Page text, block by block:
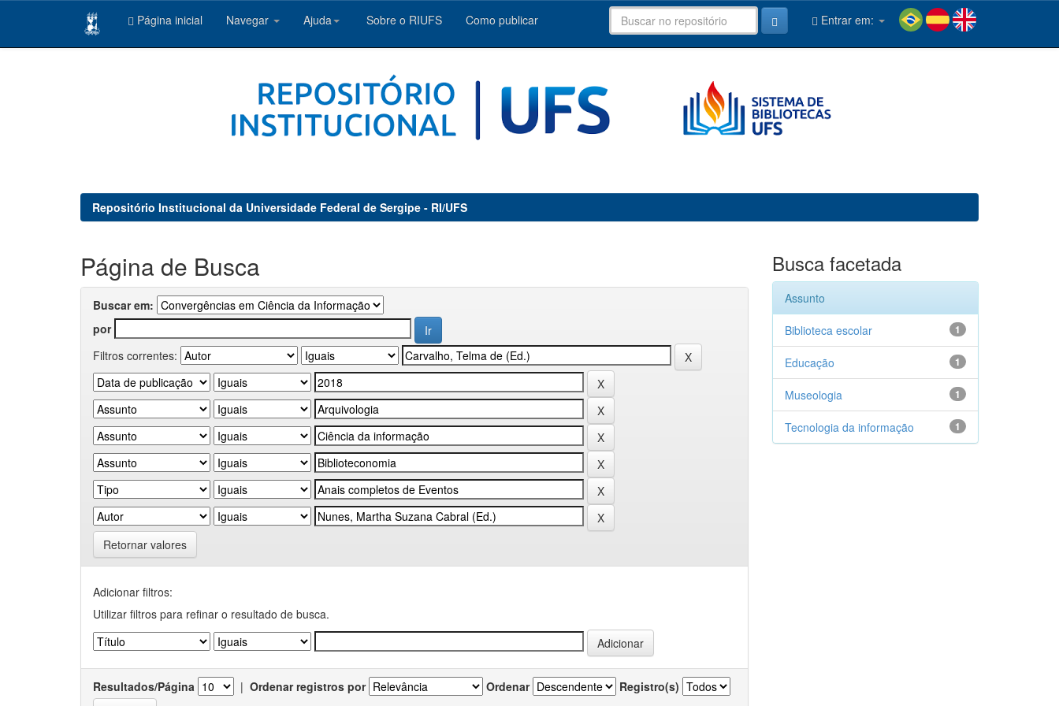
Página inicial Navegar Ajuda Sobre o RIUFS Como publicar Entrar em:
Repositório Institucional da Universidade Federal de Sergipe - RI/UFS
Página de Busca
Buscar em:
por
Filtros correntes:
Retornar valores
Adicionar filtros:
Utilizar filtros para refinar o resultado de busca.
Resultados/Página | Ordenar registros por Ordenar Registro(s)
Busca facetada
Assunto
1
Biblioteca escolar
1
Educação
1
Museologia
1
Tecnologia da informação